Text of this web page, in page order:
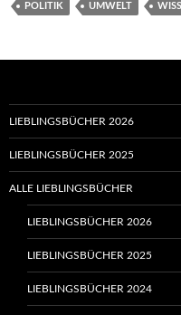
POLITIK UMWELT
LIEBLINGSBÜCHER 2026
LIEBLINGSBÜCHER 2025
ALLE LIEBLINGSBÜCHER
LIEBLINGSBÜCHER 2026
LIEBLINGSBÜCHER 2025
LIEBLINGSBÜCHER 2024